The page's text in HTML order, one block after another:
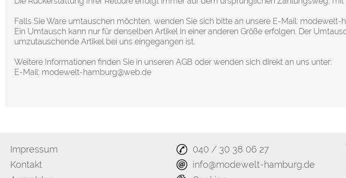
Falls Sie Ware umtauschen möchten, wenden Sie sich bitte an unsere E-Mail: modewelt-
Ein Umtausch kann nur für denselben Artikel in einer anderen Größe erfolgen. Der
umzutauschende Artikel bei uns eingegangen ist.
Weitere Informationen finden Sie in unseren AGB oder wenden sich direkt an uns unter:
E-Mail: modewelt-hamburg@web.de
Impressum
Kontakt
040 / 30 38 06 27
info@modewelt-hamburg.de